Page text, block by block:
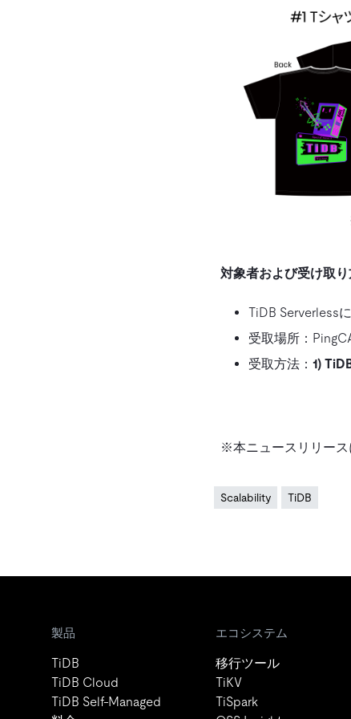
対象者および受け取
TiDB Serverless
受取場所：
受取方法： 1)
※本ニュースリリース
Scalability TiDB
製品
TiDB
TiDB Cloud
TiDB Self-Managed
エコシステム
移行ツール
TiKV
TiSpark